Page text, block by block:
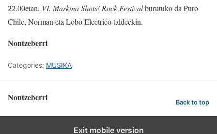
22.00etan, VI. Markina Shots! Rock Festivalburutuko da Puro
Chile, Norman eta Lobo Electrico taldeekin.
Nontzeberri
Categories: MUSIKA
Nontzeberri Back to top
Exit mobile version